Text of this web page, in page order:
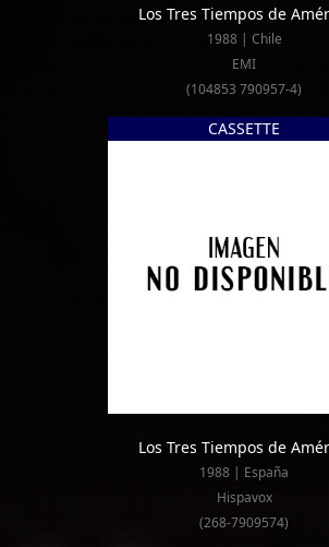
Los Tres Tiempos de
1988 | Chile
EMI
(104853 790957-4)
CASSETTE
Los Tres Tiempos de
1988 | España
Hispavox
(268-7909574)